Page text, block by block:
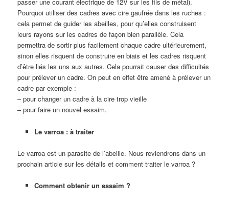
passer une courant électrique de 12V sur les fils de métal).
Pourquoi utiliser des cadres avec cire gaufrée dans les ruches :
cela permet de guider les abeilles, pour qu’elles construisent
leurs rayons sur les cadres de façon bien parallèle. Cela
permettra de sortir plus facilement chaque cadre ultérieurement,
sinon elles risquent de construire en biais et les cadres risquent
d’être liés les uns aux autres. Cela pourrait causer des difficultés
pour prélever un cadre. On peut en effet être amené à prélever un
cadre par exemple :
– pour changer un cadre à la cire trop vieille
– pour faire un nouvel essaim.
Le varroa : à traiter
Le varroa est un parasite de l’abeille. Nous reviendrons dans un
prochain article sur les détails et comment traiter le varroa ?
Comment obtenir un essaim ?